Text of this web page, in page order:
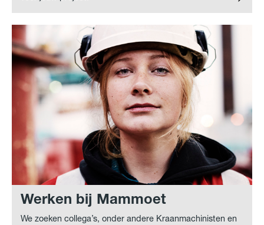
Werken bij Mammoet
We zoeken collega’s, onder andere Kraanmachinisten en